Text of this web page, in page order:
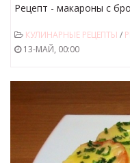
Рецепт - макароны с
КУЛИНАРНЫЕ РЕЦЕПТЫ /
13-МАЙ, 00:00